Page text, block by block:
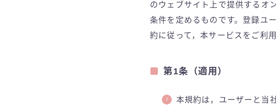
のウェブサイト上で提供するオ
条件を定めるものです。登録ユ
約に従って，本サービスをご利
第1条（適用）
本規約は，ユーザーと当